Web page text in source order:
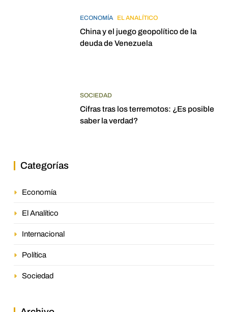
ECONOMÍA EL ANALÍTICO
China y el juego geopolítico de la
deuda de Venezuela
SOCIEDAD
Cifras tras los terremotos: ¿Es posible
saber la verdad?
Categorías
Economía
El Analítico
Internacional
Política
Sociedad